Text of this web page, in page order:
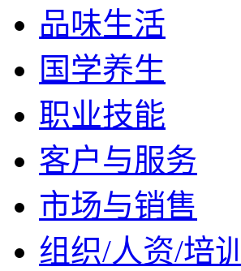
品味生活
国学养生
职业技能
客户与服务
市场与销售
组织/人资/培训